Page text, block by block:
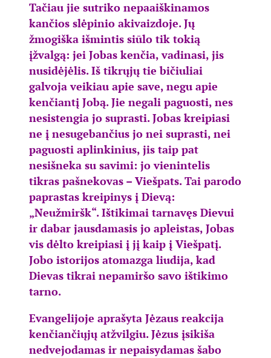
Tačiau jie sutriko nepaaiškinamos
kančios slėpinio akivaizdoje. Jų
žmogiška išmintis siūlo tik tokią
įžvalgą: jei Jobas kenčia, vadinasi, jis
nusidėjėlis. Iš tikrųjų tie bičiuliai
galvoja veikiau apie save, negu apie
kenčiantį Jobą. Jie negali paguosti, nes
nesistengia jo suprasti. Jobas kreipiasi
ne į nesugebančius jo nei suprasti, nei
paguosti aplinkinius, jis taip pat
nesišneka su savimi: jo vienintelis
tikras pašnekovas – Viešpats. Tai parodo
paprastas kreipinys į Dievą:
„Neužmiršk“. Ištikimai tarnavęs Dievui
ir dabar jausdamasis jo apleistas, Jobas
vis dėlto kreipiasi į jį kaip į Viešpatį.
Jobo istorijos atomazga liudija, kad
Dievas tikrai nepamiršo savo ištikimo
tarno.
Evangelijoje aprašyta Jėzaus reakcija
kenčiančiųjų atžvilgiu. Jėzus įsikiša
nedvejodamas ir nepaisydamas šabo